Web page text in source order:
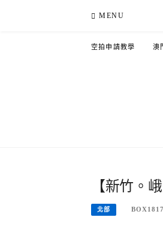
MENU
空拍申請教學 澳
【新竹。
北部 BOX1817